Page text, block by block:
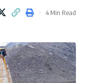
4 Min Read